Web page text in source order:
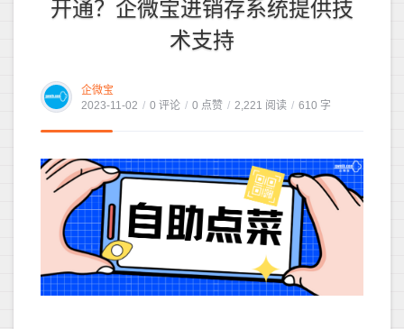
开通？企微宝进销存系统提供技
术支持
企微宝
2023-11-02 / 0 评论 / 0 点赞 / 2,221 阅读 / 610 字